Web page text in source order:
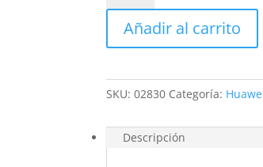
MatePad
12,2
cantidad
Añadir al carrito
SKU:02830 Categoría:
Descripción